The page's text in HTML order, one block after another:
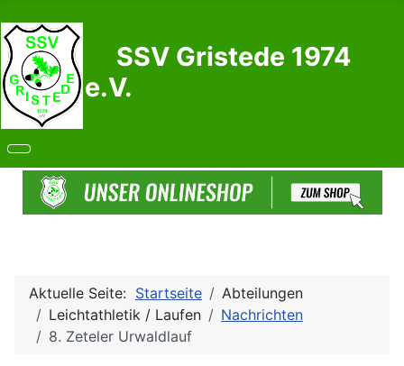
SSV Gristede 1974
e.V.
Aktuelle Seite: Startseite
Abteilungen
Leichtathletik / Laufen
Nachrichten
8. Zeteler Urwaldlauf